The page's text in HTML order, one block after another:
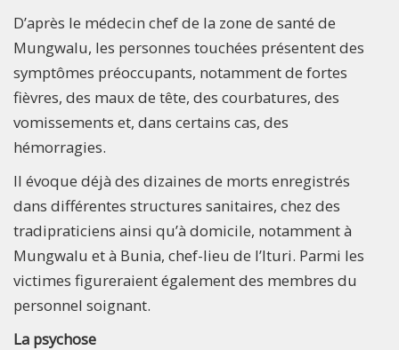
D’après le médecin chef de la zone de santé de
Mungwalu, les personnes touchées présentent des
symptômes préoccupants, notamment de fortes
fièvres, des maux de tête, des courbatures, des
vomissements et, dans certains cas, des
hémorragies.
Il évoque déjà des dizaines de morts enregistrés
dans différentes structures sanitaires, chez des
tradipraticiens ainsi qu’à domicile, notamment à
Mungwalu et à Bunia, chef-lieu de l’Ituri. Parmi les
victimes figureraient également des membres du
personnel soignant.
La psychose